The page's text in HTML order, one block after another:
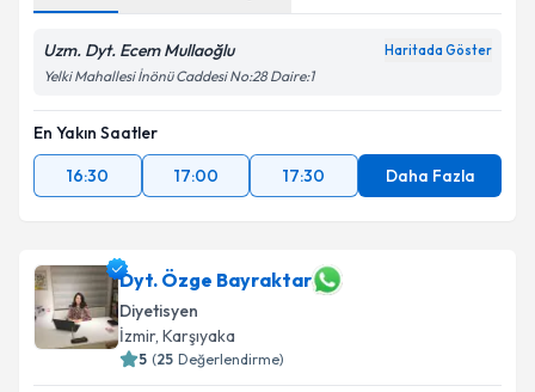
Uzm. Dyt. Ecem Mullaoğlu Haritada Göster
Yelki Mahallesi İnönü Caddesi No:28 Daire:1
En Yakın Saatler
16:30
17:00 17:30 Daha Fazla
Dyt. Özge Bayraktar
Diyetisyen
İzmir, Karşıyaka
5 (25 Değerlendirme)